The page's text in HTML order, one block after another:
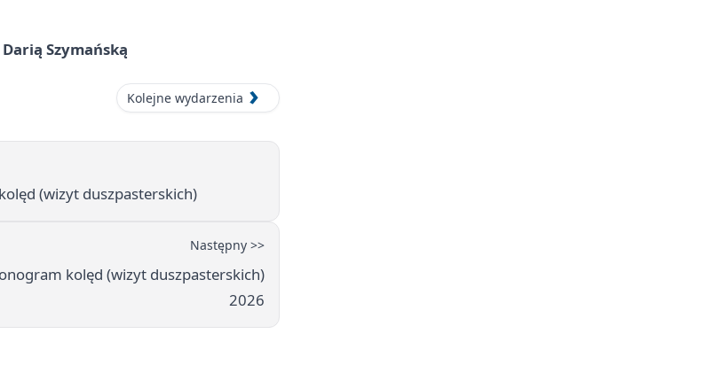
Szymańską
Kolejne wydarzenia
(wizyt duszpasterskich)
Następny >>
kolęd (wizyt duszpasterskich)
2026